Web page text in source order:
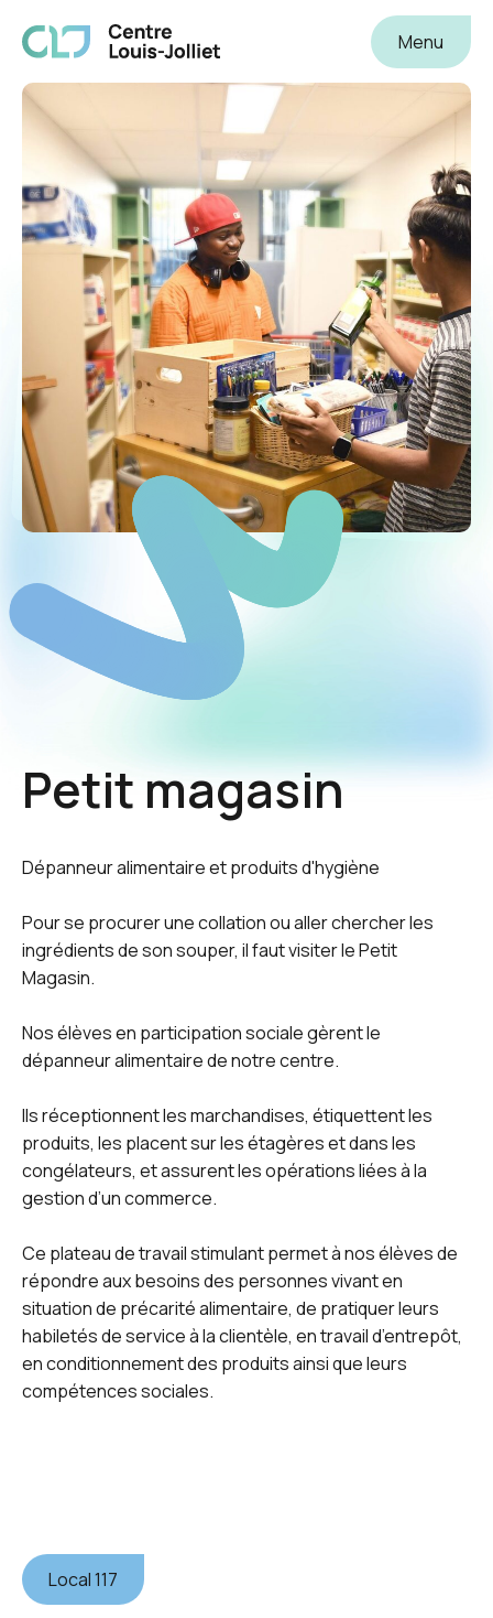
Centre Louis-Joliet Menu
Petit magasin
Dépanneur alimentaire et produits d'hygiène
Pour se procurer une collation ou aller chercher les
ingrédients de son souper, il faut visiter le Petit
Magasin.
Nos élèves en participation sociale gèrent le
dépanneur alimentaire de notre centre.
Ils réceptionnent les marchandises, étiquettent les
produits, les placent sur les étagères et dans les
congélateurs, et assurent les opérations liées à la
gestion d’un commerce.
Ce plateau de travail stimulant permet à nos élèves de
répondre aux besoins des personnes vivant en
situation de précarité alimentaire, de pratiquer leurs
habiletés de service à la clientèle, en travail d’entrepôt,
en conditionnement des produits ainsi que leurs
compétences sociales.
Local 117